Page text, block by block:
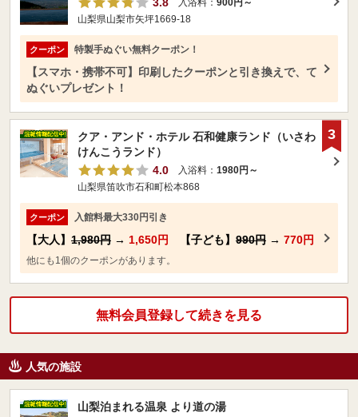
入浴料： 900円～
山梨県山梨市矢坪1669-18
クーポン 特製手ぬぐい無料クーポン！
【スマホ・携帯不可】印刷したクーポンと引き換えで、て
ぬぐいプレゼント！
クア・アンド・ホテル 石和健康ランド（いさわ
けんこうランド）
4.0
入浴料： 1980円～
山梨県笛吹市石和町松本868
クーポン 入館料最大330円引き
【大人】 1,980円 → 1,650円 【子ども】 990円 → 770円
他にも1個のクーポンがあります。
3
無料会員登録して続きを見る
人気の施設
山梨泊まれる温泉 より道の湯